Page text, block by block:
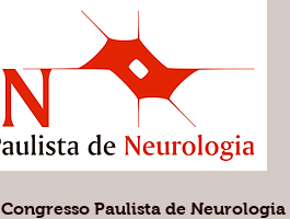
Congresso Paulista de Neurologia